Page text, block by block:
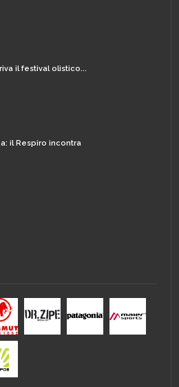
il festival olistico...
il Respiro incontra